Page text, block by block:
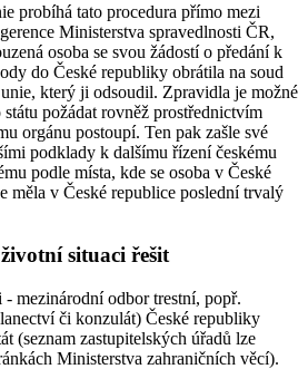
probíhá tato procedura přímo mezi
Ministerstva spravedlnosti ČR,
osoba se svou žádostí o předání k
do České republiky obrátila na soud
který ji odsoudil. Zpravidla je možné
požádat rovněž prostřednictvím
orgánu postoupí. Ten pak zašle své
podklady k dalšímu řízení českému
podle místa, kde se osoba v České
měla v České republice poslední trvalý
situaci řešit
mezinárodní odbor trestní, popř.
či konzulát) České republiky
(seznam zastupitelských úřadů lze
Ministerstva zahraničních věcí).